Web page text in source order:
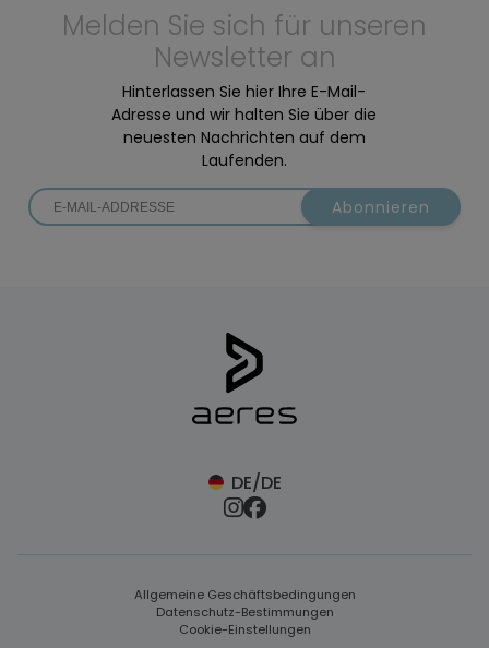
Melden Sie sich für unseren
Newsletter an
Hinterlassen Sie hier Ihre E-Mail-
Adresse und wir halten Sie über die
neuesten Nachrichten auf dem
Laufenden.
Abonnieren
DE/DE
Allgemeine Geschäftsbedingungen
Datenschutz-Bestimmungen
Cookie-Einstellungen